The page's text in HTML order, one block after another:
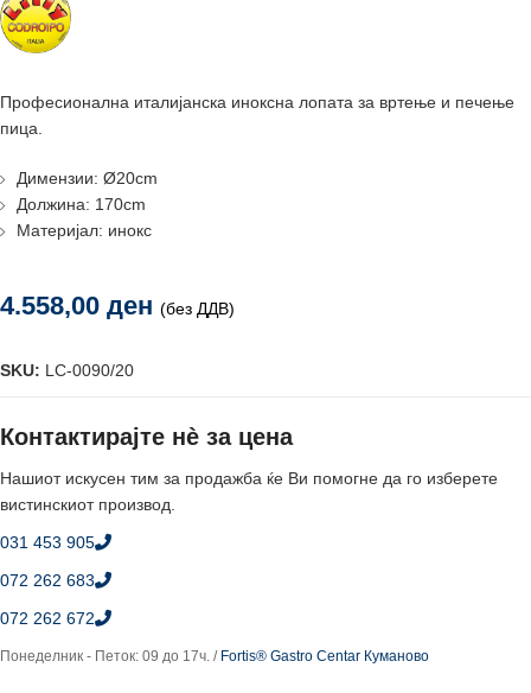
Прoфесионалнa италијанска иноксна лопатa за вртење и печење
пица.
Димензии: Ø20cm
Должина: 170cm
Материјал: инокс
4.558,00 ден (без ДДВ)
SKU: LC-0090/20
Контактирајте нè за цена
Нашиот искусен тим за продажба ќе Ви помогне да го изберете
вистинскиот производ.
031 453 905
072 262 683
072 262 672
Понеделник - Петок: 09 до 17ч. / Fortis® Gastro Centar Куманово